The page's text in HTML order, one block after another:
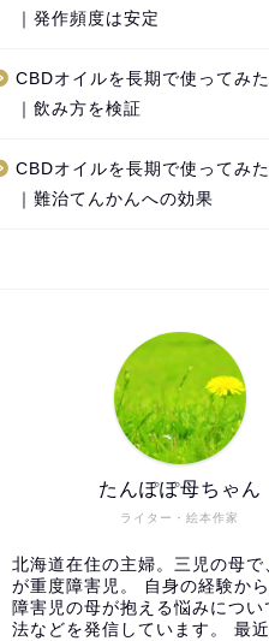
｜発作頻度は安定
CBDオイルを長期で使ってみた
｜飲み方を検証
CBDオイルを長期で使ってみた
｜難治てんかんへの効果
ライター・絵本作家
たんぽぽ母ちゃん
北海道在住の主婦。三児の母で
が重度障害児。 自身の経験か
障害児の母が抱える悩みについ
法などを発信しています。 最